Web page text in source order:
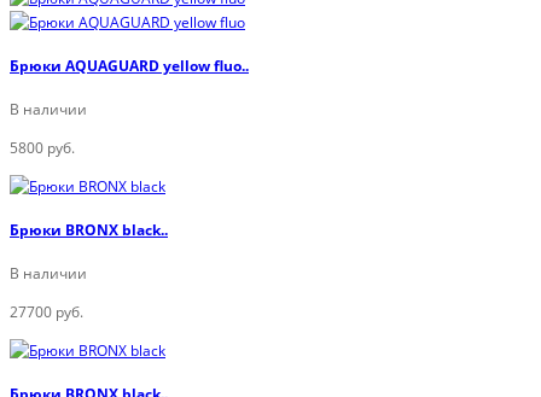
Брюки AQUAGUARD yellow fluo..
В наличии
5800 руб.
Брюки BRONX black..
В наличии
27700 руб.